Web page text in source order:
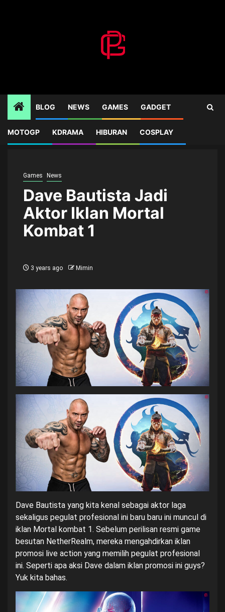
BLOG NEWS GAMES GADGET
MOTOGP KDRAMA HIBURAN COSPLAY
Home Games Dave Bautista Jadi Aktor Iklan Mortal Kombat 1
Games News
Dave Bautista Jadi
Aktor Iklan Mortal
Kombat 1
3 years ago Mimin
Dave Bautista yang kita kenal sebagai aktor laga
sekaligus pegulat profesional ini baru baru ini muncul di
iklan Mortal kombat 1. Sebelum perilisan resmi game
besutan NetherRealm, mereka mengahdirkan iklan
promosi live action yang memilih pegulat profesional
ini. Seperti apa aksi Dave dalam iklan promosi ini guys?
Yuk kita bahas.